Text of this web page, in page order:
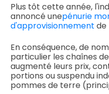
Plus tôt cette année,
annoncé unepénurie
d'approvisionnement de
En conséquence, de
particulier les chaînes
augmenté leurs prix,
portions ou suspendu
pommes de terre